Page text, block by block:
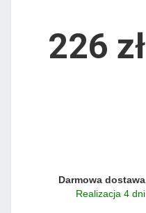
226 zł
Darmowa dostawa
Realizacja 4 dni